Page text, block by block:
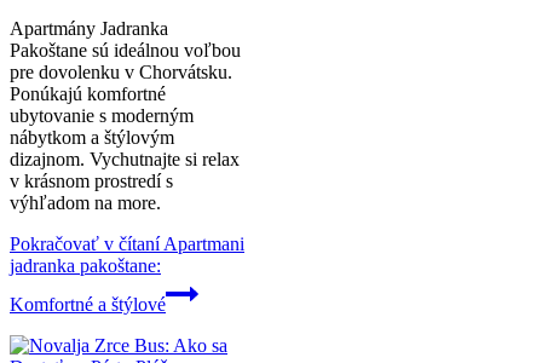
Apartmány Jadranka
Pakoštane sú ideálnou voľbou
pre dovolenku v Chorvátsku.
Ponúkajú komfortné
ubytovanie s moderným
nábytkom a štýlovým
dizajnom. Vychutnajte si relax
v krásnom prostredí s
výhľadom na more.
Pokračovať v čítaníApartmani
jadranka pakoštane:
Komfortné a štýlové